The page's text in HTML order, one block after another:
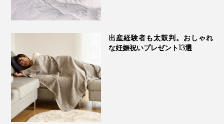
出産経験者も太鼓判。おしゃれ
な妊娠祝いプレゼント13選